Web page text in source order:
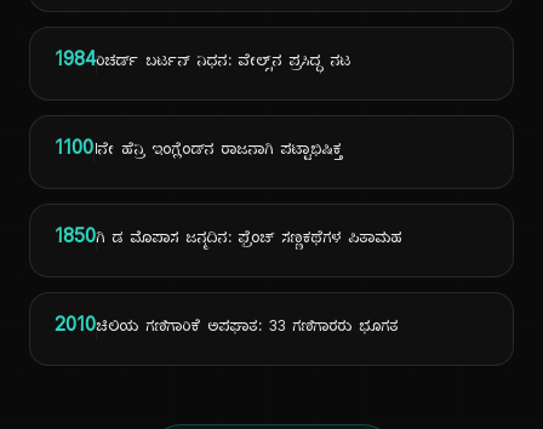
1984ರಿಚರ್ಡ್ ಬರ್ಟನ್ ನಿಧನ: ವೇಲ್ಸ್‌ನ ಪ್ರಸಿದ್ಧ ನಟ
1100Iನೇ ಹೆನ್ರಿ ಇಂಗ್ಲೆಂಡ್‌ನ ರಾಜನಾಗಿ ಪಟ್ಟಾಭಿಷಿಕ್ತ
1850ಗಿ ಡ ಮೊಪಾಸ ಜನ್ಮದಿನ: ಫ್ರೆಂಚ್ ಸಣ್ಣಕಥೆಗಳ ಪಿತಾಮಹ
2010ಚಿಲಿಯ ಗಣಿಗಾರಿಕೆ ಅಪಘಾತ: 33 ಗಣಿಗಾರರು ಭೂಗತ